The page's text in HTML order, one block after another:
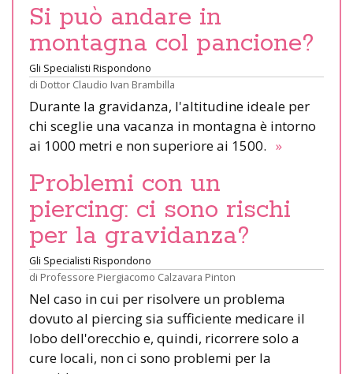
Si può andare in
montagna col pancione?
Gli Specialisti Rispondono
di Dottor Claudio Ivan Brambilla
Durante la gravidanza, l'altitudine ideale per
chi sceglie una vacanza in montagna è intorno
ai 1000 metri e non superiore ai 1500. »
Problemi con un
piercing: ci sono rischi
per la gravidanza?
Gli Specialisti Rispondono
di Professore Piergiacomo Calzavara Pinton
Nel caso in cui per risolvere un problema
dovuto al piercing sia sufficiente medicare il
lobo dell'orecchio e, quindi, ricorrere solo a
cure locali, non ci sono problemi per la